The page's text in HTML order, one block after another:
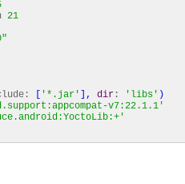
21
'*.jar' , dir : 'libs' )
v7:22.1.1'